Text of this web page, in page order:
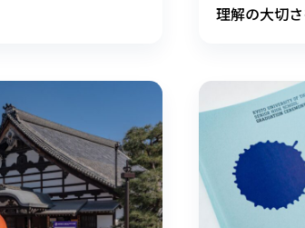
理解の大切